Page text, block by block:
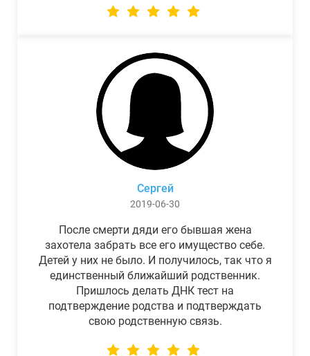
Сергей
2019-06-30
После смерти дяди его бывшая жена
захотела забрать все его имущество себе.
Детей у них не было. И получилось, так что я
единственный ближайший родственник.
Пришлось делать ДНК тест на
подтверждение родства и подтверждать
свою родственную связь.